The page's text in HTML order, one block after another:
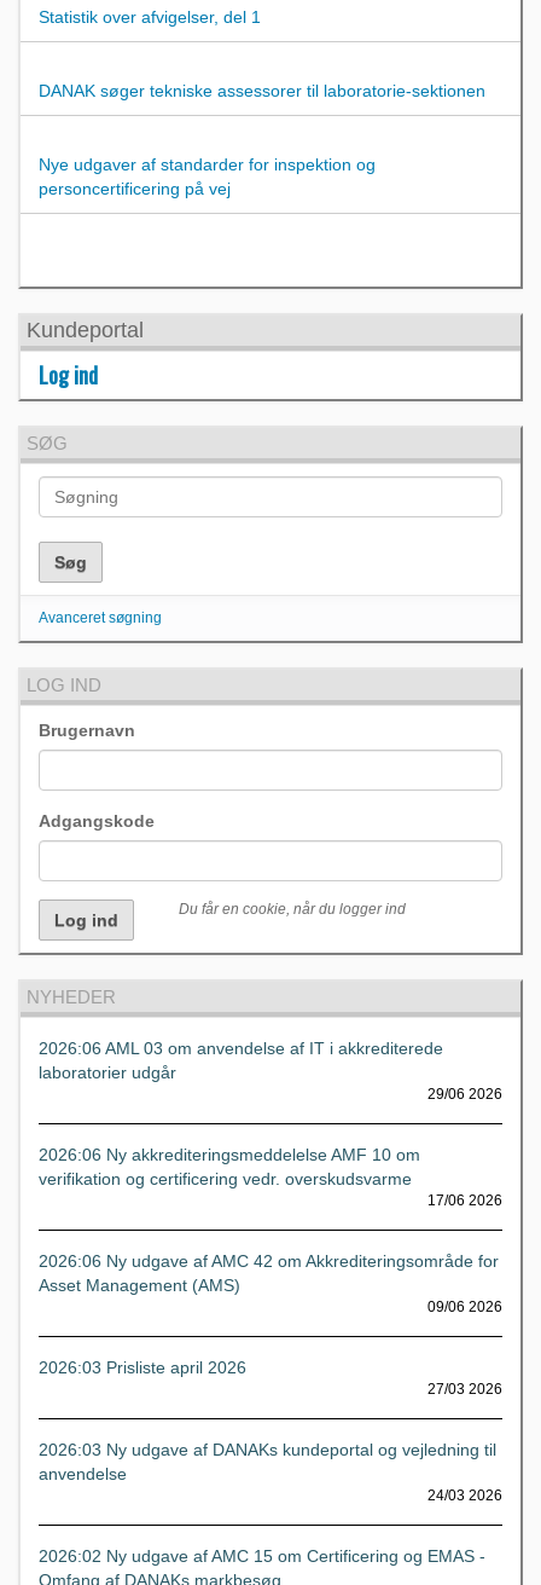
Statistik over afvigelser, del 1
DANAK søger tekniske assessorer til laboratorie-sektionen
Nye udgaver af standarder for inspektion og
personcertificering på vej
Kundeportal
Log ind
SØG
Avanceret søgning
LOG IND
Brugernavn
Adgangskode
Du får en cookie, når du logger ind
NYHEDER
2026:06 AML 03 om anvendelse af IT i akkrediterede
laboratorier udgår
29/06 2026
2026:06 Ny akkrediteringsmeddelelse AMF 10 om
verifikation og certificering vedr. overskudsvarme
17/06 2026
2026:06 Ny udgave af AMC 42 om Akkrediteringsområde for
Asset Management (AMS)
09/06 2026
2026:03 Prisliste april 2026
27/03 2026
2026:03 Ny udgave af DANAKs kundeportal og vejledning til
anvendelse
24/03 2026
2026:02 Ny udgave af AMC 15 om Certificering og EMAS -
Omfang af DANAKs markbesøg